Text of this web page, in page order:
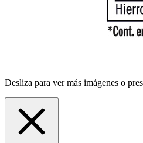
Desliza para ver más imágenes o